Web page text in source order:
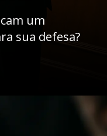
um
sua defesa?